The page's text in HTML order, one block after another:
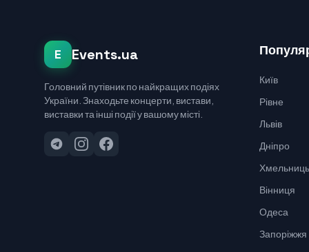
E Events.ua
Головний путівник по найкращих подіях
України. Знаходьте концерти, вистави,
виставки та інші події у вашому місті.
Київ
Рівне
Львів
Дніпро
Вінниця
Одеса
Запоріжжя